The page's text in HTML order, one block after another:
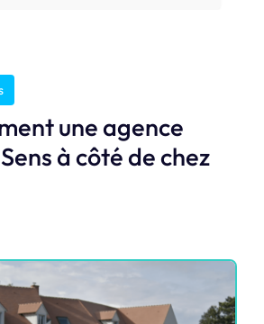
une agence
à côté de chez